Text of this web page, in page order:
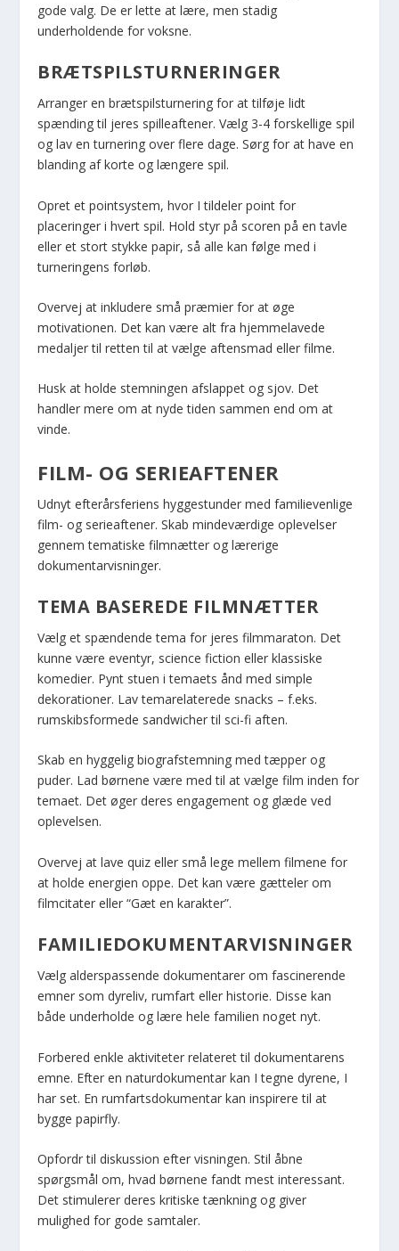
gode valg. De er lette at lære, men stadig
underholdende for voksne.
BRÆTSPILSTURNERINGER
Arranger en brætspilsturnering for at tilføje lidt
spænding til jeres spilleaftener. Vælg 3-4 forskellige spil
og lav en turnering over flere dage. Sørg for at have en
blanding af korte og længere spil.
Opret et pointsystem, hvor I tildeler point for
placeringer i hvert spil. Hold styr på scoren på en tavle
eller et stort stykke papir, så alle kan følge med i
turneringens forløb.
Overvej at inkludere små præmier for at øge
motivationen. Det kan være alt fra hjemmelavede
medaljer til retten til at vælge aftensmad eller filme.
Husk at holde stemningen afslappet og sjov. Det
handler mere om at nyde tiden sammen end om at
vinde.
FILM- OG SERIEAFTENER
Udnyt efterårsferiens hyggestunder med familievenlige
film- og serieaftener. Skab mindeværdige oplevelser
gennem tematiske filmnætter og lærerige
dokumentarvisninger.
TEMA BASEREDE FILMNÆTTER
Vælg et spændende tema for jeres filmmaraton. Det
kunne være eventyr, science fiction eller klassiske
komedier. Pynt stuen i temaets ånd med simple
dekorationer. Lav temarelaterede snacks – f.eks.
rumskibsformede sandwicher til sci-fi aften.
Skab en hyggelig biografstemning med tæpper og
puder. Lad børnene være med til at vælge film inden for
temaet. Det øger deres engagement og glæde ved
oplevelsen.
Overvej at lave quiz eller små lege mellem filmene for
at holde energien oppe. Det kan være gætteler om
filmcitater eller “Gæt en karakter”.
FAMILIEDOKUMENTARVISNINGER
Vælg alderspassende dokumentarer om fascinerende
emner som dyreliv, rumfart eller historie. Disse kan
både underholde og lære hele familien noget nyt.
Forbered enkle aktiviteter relateret til dokumentarens
emne. Efter en naturdokumentar kan I tegne dyrene, I
har set. En rumfartsdokumentar kan inspirere til at
bygge papirfly.
Opfordr til diskussion efter visningen. Stil åbne
spørgsmål om, hvad børnene fandt mest interessant.
Det stimulerer deres kritiske tænkning og giver
mulighed for gode samtaler.